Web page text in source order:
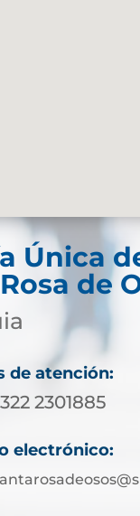
Única
de
de atención:
2301885
electrónico: